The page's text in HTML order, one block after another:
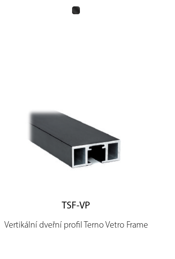
TSF-VP
Vertikální dveřní profil Terno Vetro Frame